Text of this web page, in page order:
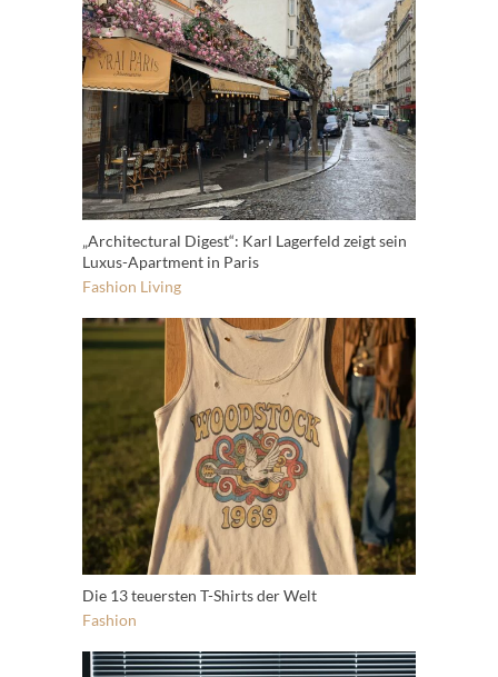
„Architectural Digest“: Karl Lagerfeld zeigt sein
Luxus-Apartment in Paris
Fashion Living
Die 13 teuersten T-Shirts der Welt
Fashion